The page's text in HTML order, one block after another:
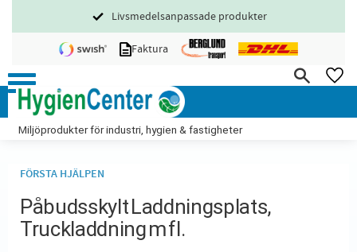
Meny
Livsmedelsanpassade produkter
Faktura
Miljöprodukter för industri, hygien & fastigheter
FÖRSTA HJÄLPEN
Påbudsskylt Laddningsplats,
Truckladdning m fl.